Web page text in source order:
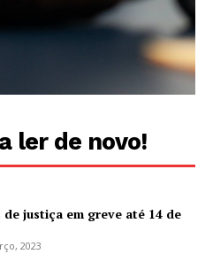
ler de novo!
de justiça em greve até 14 de
2023